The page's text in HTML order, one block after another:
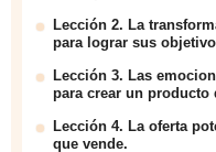
Lección 2. La
para lograr sus
Lección 3. Las
para crear un producto
Lección 4. La oferta
que vende.